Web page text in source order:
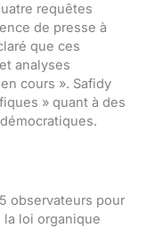
requêtes
de presse à
que ces
analyses
cours ». Safidy
» quant à des
observateurs pour
loi organique